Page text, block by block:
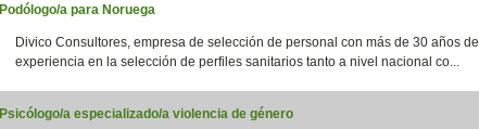
Podólogo/a para Noruega
Divico Consultores, empresa de selección de personal con más de 30 años de
experiencia en la selección de perfiles sanitarios tanto a nivel nacional co...
Psicólogo/a especializado/a violencia de género